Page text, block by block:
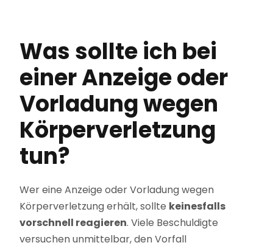
Was sollte ich bei
einer Anzeige oder
Vorladung wegen
Körperverletzung
tun?
Wer eine Anzeige oder Vorladung wegen
Körperverletzung erhält, sollte keinesfalls
vorschnell reagieren. Viele Beschuldigte
versuchen unmittelbar, den Vorfall